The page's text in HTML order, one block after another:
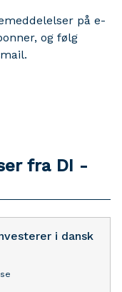
på e-
og følg
fra DI -
i dansk